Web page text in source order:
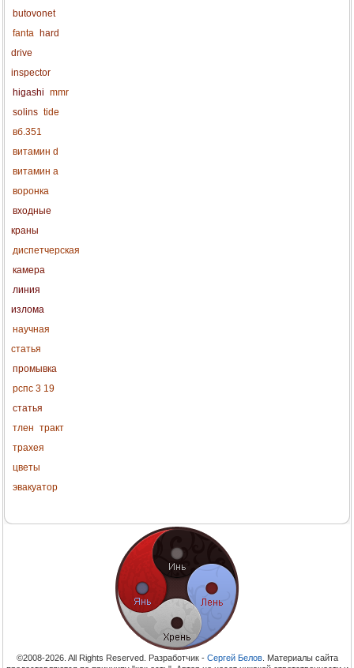
butovonet
fanta hard
drive
inspector
higashi mmr
solins tide
вб.351
витамин d
витамин а
воронка
входные
краны
диспетчерская
камера
линия
излома
научная
статья
промывка
рспс 3 19
статья
тлен тракт
трахея
цветы
эвакуатор
©2008-2026. All Rights Reserved. Разработчик - Сергей Белов. Материалы сайта